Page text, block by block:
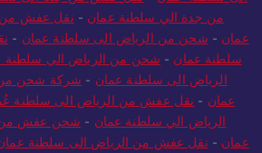
من جدة الي سلطنة عمان - نقل عفش من
عمان - شحن من الرياض الى سلطنة عمان -
سلطنة عمان - شحن من الرياض الي سلطنة
الرياض الى سلطنة عمان - شركة شحن من
عمان - نقل عفش من الرياض الى سلطنة
الرياض الي سلطنة عمان - شحن عفش من
عمان - نقل عفش من الرياض الى سلطنة